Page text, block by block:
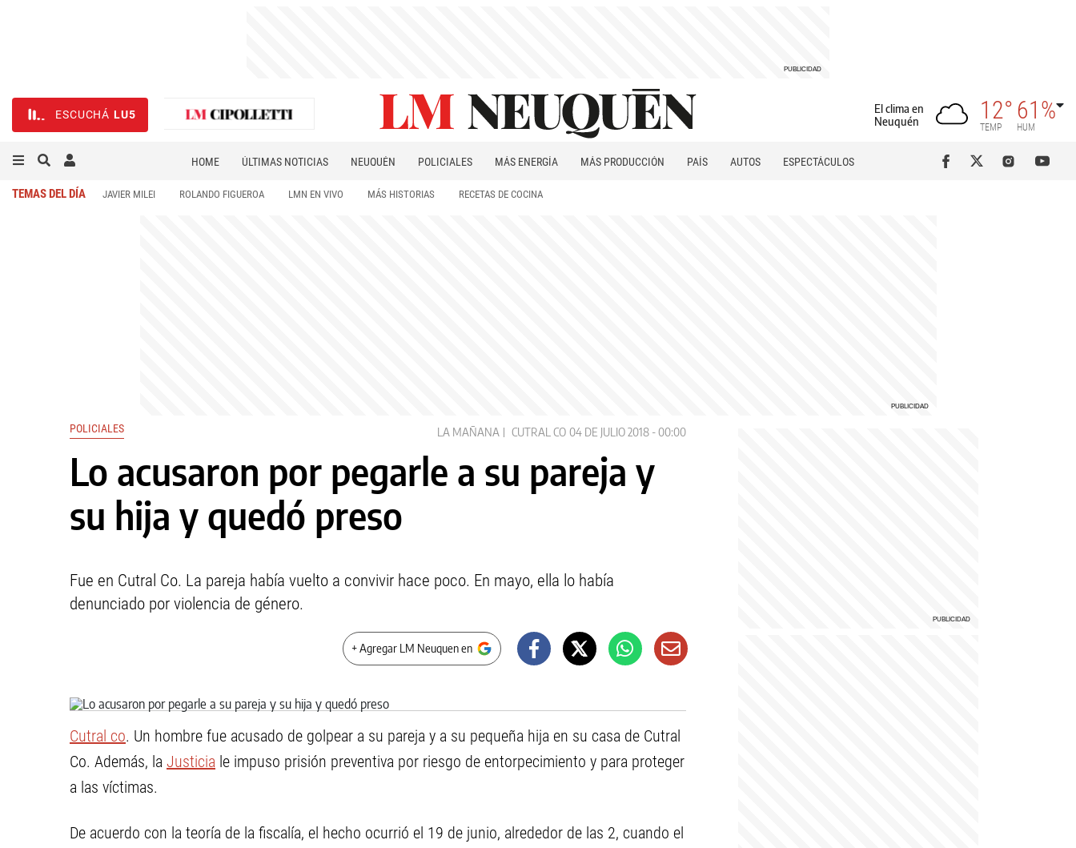
ESCUCHÁ LU5
El clima en
Neuquén
12°
TEMP
61%
HUM
HOME ÚLTIMAS NOTICIAS NEUQUÉN POLICIALES MÁS ENERGÍA MÁS PRODUCCIÓN PAÍS AUTOS
ESPECTÁCULOS
TEMAS DEL DÍA JAVIER MILEI ROLANDO FIGUEROA LMN EN VIVO MÁS HISTORIAS RECETAS DE COCINA
POLICIALES LA MAÑANA CUTRAL CO 04 DE JULIO 2018 - 00:00
Lo acusaron por pegarle a su pareja y
su hija y quedó preso
Fue en Cutral Co. La pareja había vuelto a convivir hace poco. En mayo, ella lo había
denunciado por violencia de género.
+ Agregar LM Neuquen en
Cutral co. Un hombre fue acusado de golpear a su pareja y a su pequeña hija en su casa de Cutral
Co. Además, la Justicia le impuso prisión preventiva por riesgo de entorpecimiento y para proteger
a las víctimas.
De acuerdo con la teoría de la fiscalía, el hecho ocurrió el 19 de junio, alrededor de las 2, cuando el